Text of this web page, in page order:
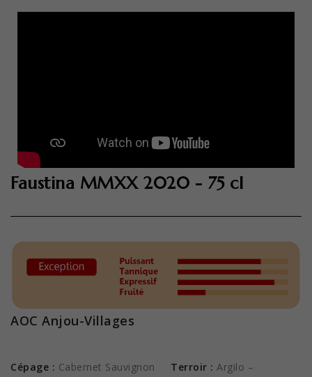
Faustina MMXX 2020 - 75 cl
AOC Anjou-Villages
Cépage : Cabernet Sauvignon Terroir : Argilo –